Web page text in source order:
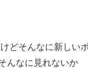
どそんなに新しい
んなに見れないか